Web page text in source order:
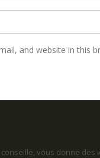
and website in this
vous donne des